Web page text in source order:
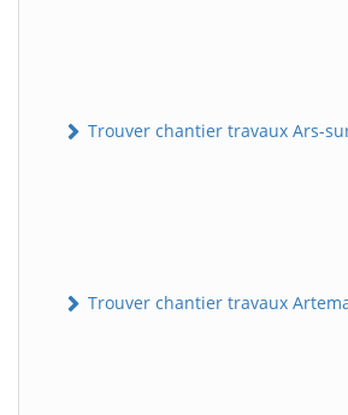
Trouver chantier travaux Ars-
Trouver chantier travaux